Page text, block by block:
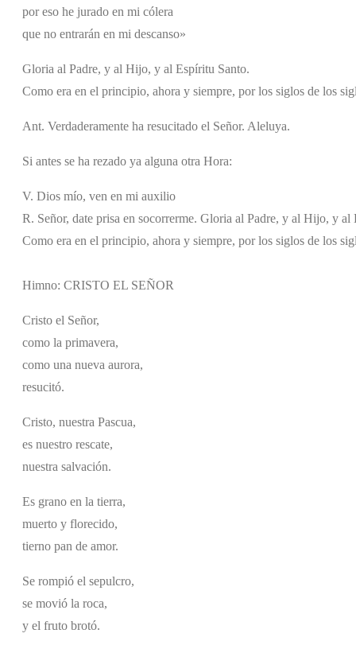
por eso he jurado en mi cólera
que no entrarán en mi descanso»
Gloria al Padre, y al Hijo, y al Espíritu Santo.
Como era en el principio, ahora y siempre, por los siglos de los
Ant. Verdaderamente ha resucitado el Señor. Aleluya.
Si antes se ha rezado ya alguna otra Hora:
V. Dios mío, ven en mi auxilio
R. Señor, date prisa en socorrerme. Gloria al Padre, y al Hijo, y al
Como era en el principio, ahora y siempre, por los siglos de los
Himno: CRISTO EL SEÑOR
Cristo el Señor,
como la primavera,
como una nueva aurora,
resucitó.
Cristo, nuestra Pascua,
es nuestro rescate,
nuestra salvación.
Es grano en la tierra,
muerto y florecido,
tierno pan de amor.
Se rompió el sepulcro,
se movió la roca,
y el fruto brotó.